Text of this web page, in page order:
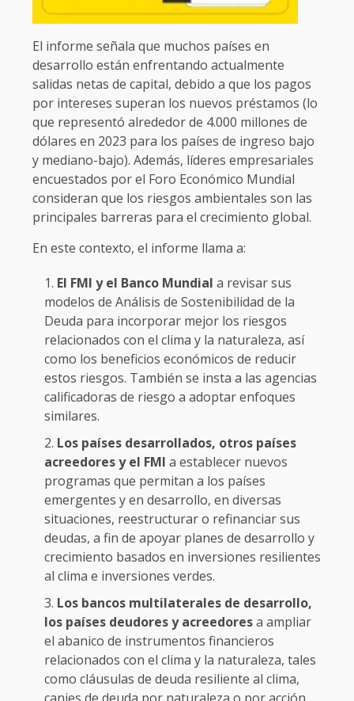
El informe señala que muchos países en
desarrollo están enfrentando actualmente
salidas netas de capital, debido a que los pagos
por intereses superan los nuevos préstamos (lo
que representó alrededor de 4.000 millones de
dólares en 2023 para los países de ingreso bajo
y mediano-bajo). Además, líderes empresariales
encuestados por el Foro Económico Mundial
consideran que los riesgos ambientales son las
principales barreras para el crecimiento global.
En este contexto, el informe llama a:
El FMI y el Banco Mundial a revisar sus
modelos de Análisis de Sostenibilidad de la
Deuda para incorporar mejor los riesgos
relacionados con el clima y la naturaleza, así
como los beneficios económicos de reducir
estos riesgos. También se insta a las agencias
calificadoras de riesgo a adoptar enfoques
similares.
Los países desarrollados, otros países
acreedores y el FMI a establecer nuevos
programas que permitan a los países
emergentes y en desarrollo, en diversas
situaciones, reestructurar o refinanciar sus
deudas, a fin de apoyar planes de desarrollo y
crecimiento basados en inversiones resilientes
al clima e inversiones verdes.
Los bancos multilaterales de desarrollo,
los países deudores y acreedoresa ampliar
el abanico de instrumentos financieros
relacionados con el clima y la naturaleza, tales
como cláusulas de deuda resiliente al clima,